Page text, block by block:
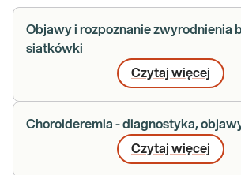
Objawy i rozpoznanie zwyrodnienia
siatkówki
Czytaj więcej
Choroideremia - diagnostyka,
Czytaj więcej